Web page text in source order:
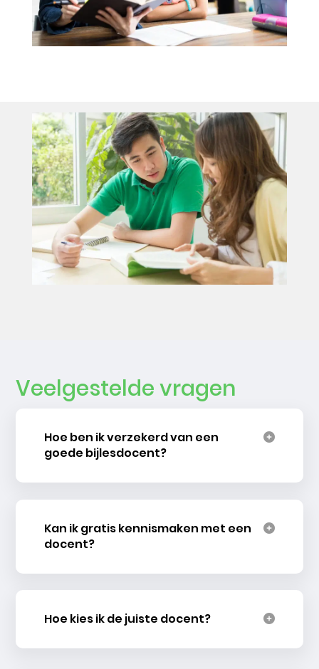
Veelgestelde vragen
Hoe ben ik verzekerd van een
goede bijlesdocent?
Kan ik gratis kennismaken met een
docent?
Hoe kies ik de juiste docent?